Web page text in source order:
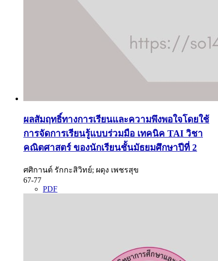
ผลสัมฤทธิ์ทางการเรียนและความพึงพอใจโดยใช้
การจัดการเรียนรู้แบบร่วมมือ เทคนิค TAI วิชา
คณิตศาสตร์ ของนักเรียนชั้นมัธยมศึกษาปีที่ 2
ศศิกานต์ รักกะสิวิทย์; ผดุง เพชรสุข
67-77
PDF